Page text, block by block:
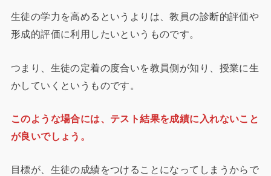
生徒の学力を高めるというよりは、教員の診断的評価や
形成的評価に利用したいというものです。
つまり、生徒の定着の度合いを教員側が知り、授業に生
かしていくというものです。
このような場合には、テスト結果を成績に入れないこと
が良いでしょう。
目標が、生徒の成績をつけることになってしまうからで